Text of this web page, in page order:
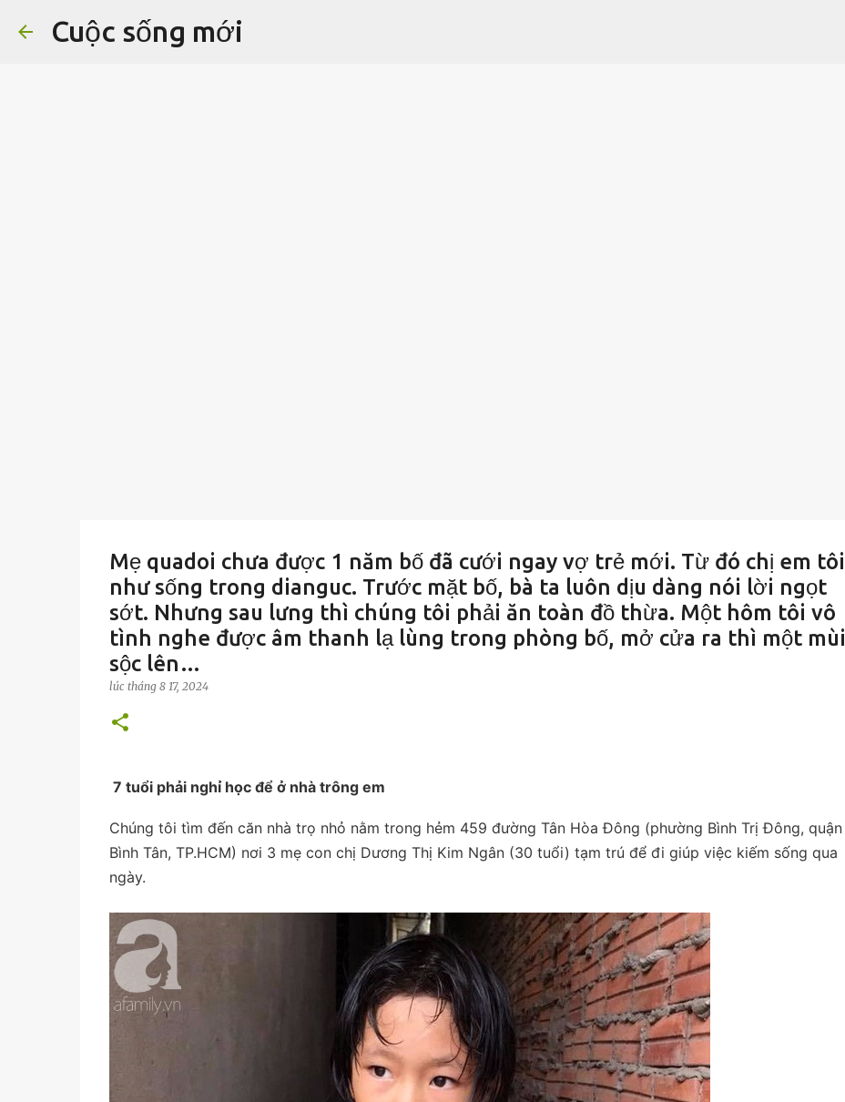
Cuộc sống mới
Mẹ quadoi chưa được 1 năm bố đã cưới ngay vợ trẻ mới. Từ đó chị em tôi
như sống trong dianguc. Trước mặt bố, bà ta luôn dịu dàng nói lời ngọt
sớt. Nhưng sau lưng thì chúng tôi phải ăn toàn đồ thừa. Một hôm tôi vô
tình nghe được âm thanh lạ lùng trong phòng bố, mở cửa ra thì một mùi
sộc lên…
lúc tháng 8 17, 2024
7 tuổi phải nghỉ học để ở nhà trông em
Chúng tôi tìm đến căn nhà trọ nhỏ nằm trong hẻm 459 đường Tân Hòa Đông (phường Bình Trị Đông, quận
Bình Tân, TP.HCM) nơi 3 mẹ con chị Dương Thị Kim Ngân (30 tuổi) tạm trú để đi giúp việc kiếm sống qua
ngày.